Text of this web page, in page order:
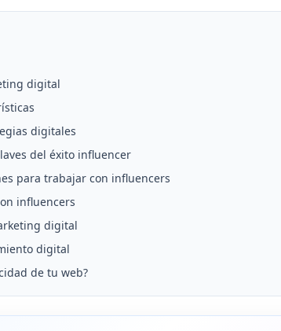
digital
digitales
del éxito influencer
para trabajar con influencers
influencers
digital
digital
de tu web?